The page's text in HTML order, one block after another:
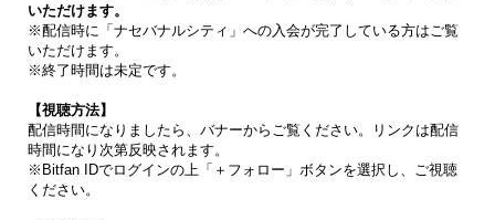
いただけます。
※配信時に「ナセバナルシティ」への入会が完了している方はご覧
いただけます。
※終了時間は未定です。
【視聴方法】
配信時間になりましたら、バナーからご覧ください。リンクは配信
時間になり次第反映されます。
※Bitfan IDでログインの上「＋フォロー」ボタンを選択し、ご視聴
ください。